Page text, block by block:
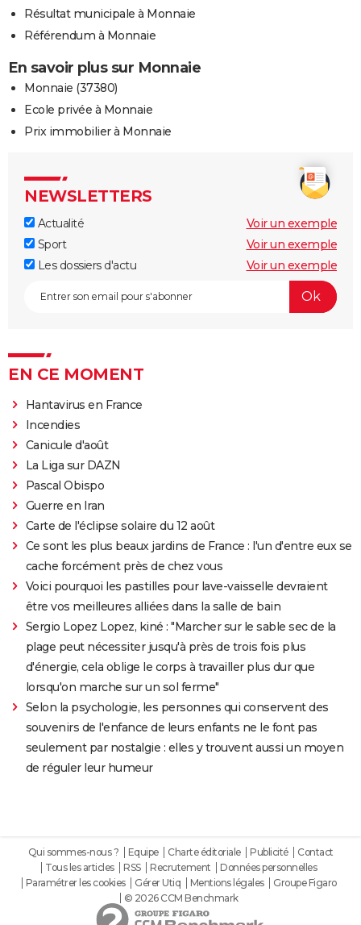
Résultat municipale à Monnaie
Référendum à Monnaie
En savoir plus sur Monnaie
Monnaie (37380)
Ecole privée à Monnaie
Prix immobilier à Monnaie
NEWSLETTERS
Actualité
Voir un exemple
Sport
Voir un exemple
Les dossiers d'actu
Voir un exemple
EN CE MOMENT
Hantavirus en France
Incendies
Canicule d'août
La Liga sur DAZN
Pascal Obispo
Guerre en Iran
Carte de l'éclipse solaire du 12 août
Ce sont les plus beaux jardins de France : l'un d'entre eux se
cache forcément près de chez vous
Voici pourquoi les pastilles pour lave-vaisselle devraient
être vos meilleures alliées dans la salle de bain
Sergio Lopez Lopez, kiné : "Marcher sur le sable sec de la
plage peut nécessiter jusqu'à près de trois fois plus
d'énergie, cela oblige le corps à travailler plus dur que
lorsqu'on marche sur un sol ferme"
Selon la psychologie, les personnes qui conservent des
souvenirs de l'enfance de leurs enfants ne le font pas
seulement par nostalgie : elles y trouvent aussi un moyen
de réguler leur humeur
Qui sommes-nous ? Equipe Charte éditoriale Publicité
Contact
Tous les articles
RSS Recrutement
Données personnelles
Paramétrer les cookies
Gérer Utiq Mentions légales
Groupe Figaro
© 2026 CCM Benchmark